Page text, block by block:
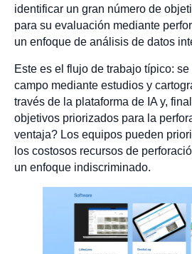
identificar un gran número de
para su evaluación mediante
un enfoque de análisis de datos
Este es el flujo de trabajo típico:
campo mediante estudios y
través de la plataforma de IA y,
objetivos priorizados para la
ventaja? Los equipos pueden
los costosos recursos de
un enfoque indiscriminado.